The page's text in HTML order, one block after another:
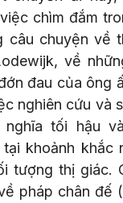
chìm đắm
câu chuyện về
về
đau của ông
nghiên cứu và
nghĩa tối hậu
khoảnh khắc
tượng thị giác.
pháp chân đế